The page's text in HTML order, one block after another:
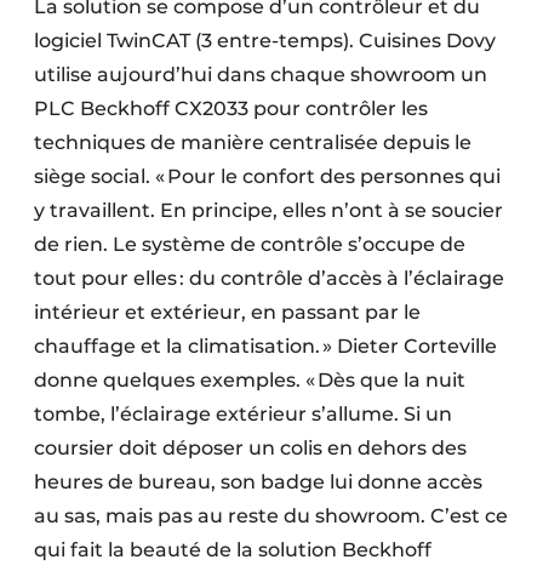
La solution se compose d’un contrôleur et du
logiciel TwinCAT (3 entre-temps). Cuisines Dovy
utilise aujourd’hui dans chaque showroom un
PLC Beckhoff CX2033 pour contrôler les
techniques de manière centralisée depuis le
siège social. « Pour le confort des personnes qui
y travaillent. En principe, elles n’ont à se soucier
de rien. Le système de contrôle s’occupe de
tout pour elles : du contrôle d’accès à l’éclairage
intérieur et extérieur, en passant par le
chauffage et la climatisation. » Dieter Corteville
donne quelques exemples. « Dès que la nuit
tombe, l’éclairage extérieur s’allume. Si un
coursier doit déposer un colis en dehors des
heures de bureau, son badge lui donne accès
au sas, mais pas au reste du showroom. C’est ce
qui fait la beauté de la solution Beckhoff